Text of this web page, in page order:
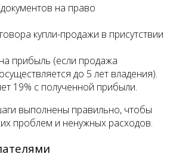
на право
купли-продажи в присутствии
прибыль (если продажа
до 5 лет владения).
19% с полученной прибыли.
выполнены правильно, чтобы
проблем и ненужных расходов.